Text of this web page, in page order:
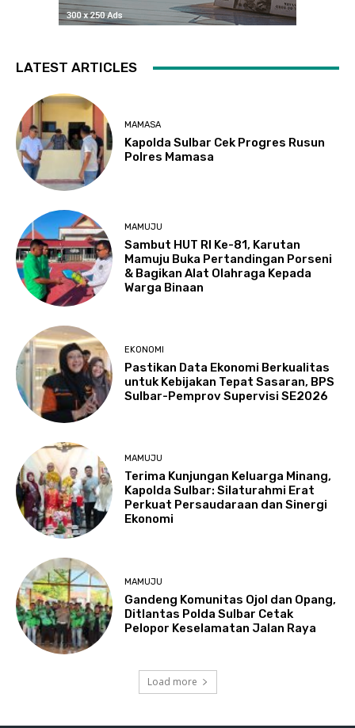
LATEST ARTICLES
MAMASA
Kapolda Sulbar Cek Progres Rusun
Polres Mamasa
MAMUJU
Sambut HUT RI Ke-81, Karutan
Mamuju Buka Pertandingan Porseni
& Bagikan Alat Olahraga Kepada
Warga Binaan
EKONOMI
Pastikan Data Ekonomi Berkualitas
untuk Kebijakan Tepat Sasaran, BPS
Sulbar-Pemprov Supervisi SE2026
MAMUJU
Terima Kunjungan Keluarga Minang,
Kapolda Sulbar: Silaturahmi Erat
Perkuat Persaudaraan dan Sinergi
Ekonomi
MAMUJU
Gandeng Komunitas Ojol dan Opang,
Ditlantas Polda Sulbar Cetak
Pelopor Keselamatan Jalan Raya
Load more